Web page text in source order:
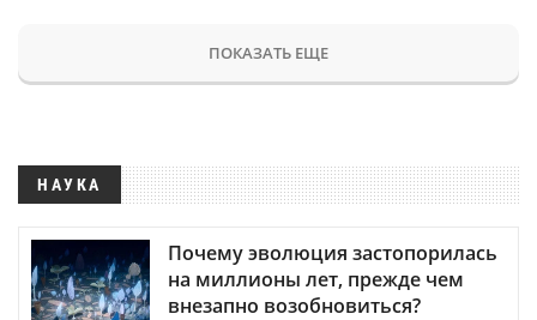
ПОКАЗАТЬ ЕЩЕ
НАУКА
Почему эволюция застопорилась
на миллионы лет, прежде чем
внезапно возобновиться?